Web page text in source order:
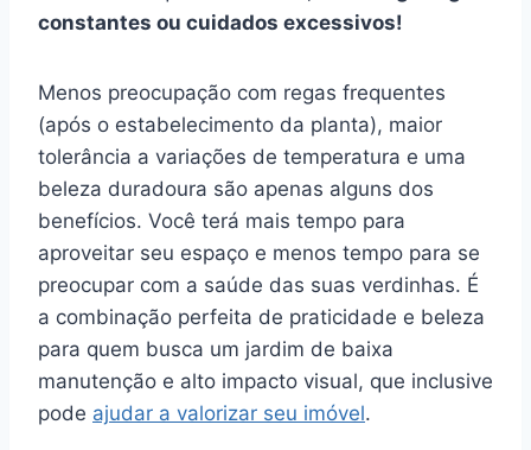
constantes ou cuidados excessivos!
Menos preocupação com regas frequentes
(após o estabelecimento da planta), maior
tolerância a variações de temperatura e uma
beleza duradoura são apenas alguns dos
benefícios. Você terá mais tempo para
aproveitar seu espaço e menos tempo para se
preocupar com a saúde das suas verdinhas. É
a combinação perfeita de praticidade e beleza
para quem busca um jardim de baixa
manutenção e alto impacto visual, que inclusive
pode ajudar a valorizar seu imóvel.